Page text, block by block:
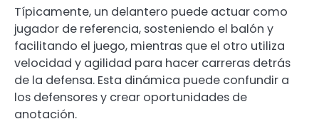
Típicamente, un delantero puede actuar como
jugador de referencia, sosteniendo el balón y
facilitando el juego, mientras que el otro utiliza
velocidad y agilidad para hacer carreras detrás
de la defensa. Esta dinámica puede confundir a
los defensores y crear oportunidades de
anotación.